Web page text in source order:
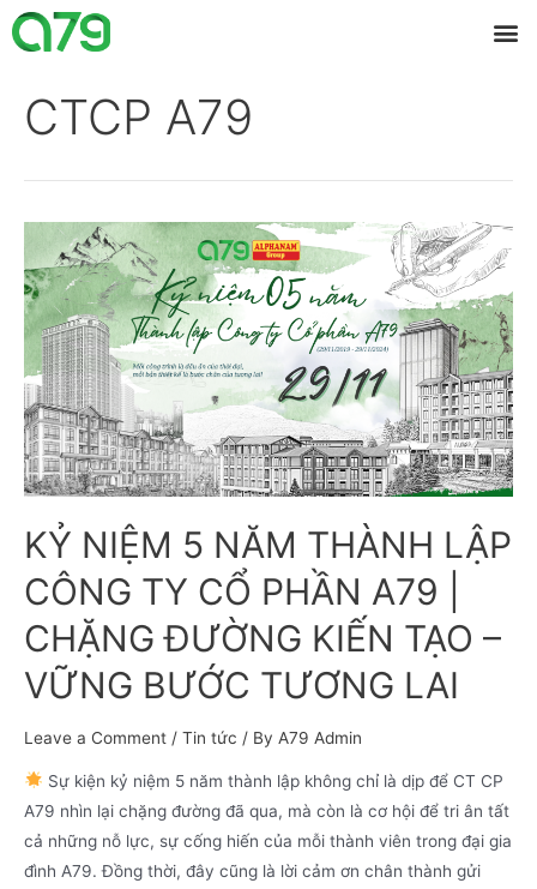
CTCP A79
KỶ NIỆM 5 NĂM THÀNH LẬP
CÔNG TY CỔ PHẦN A79 |
CHẶNG ĐƯỜNG KIẾN TẠO –
VỮNG BƯỚC TƯƠNG LAI
Leave a Comment / Tin tức / By A79 Admin
Sự kiện kỷ niệm 5 năm thành lập không chỉ là dịp để CT CP
A79 nhìn lại chặng đường đã qua, mà còn là cơ hội để tri ân tất
cả những nỗ lực, sự cống hiến của mỗi thành viên trong đại gia
đình A79. Đồng thời, đây cũng là lời cảm ơn chân thành gửi